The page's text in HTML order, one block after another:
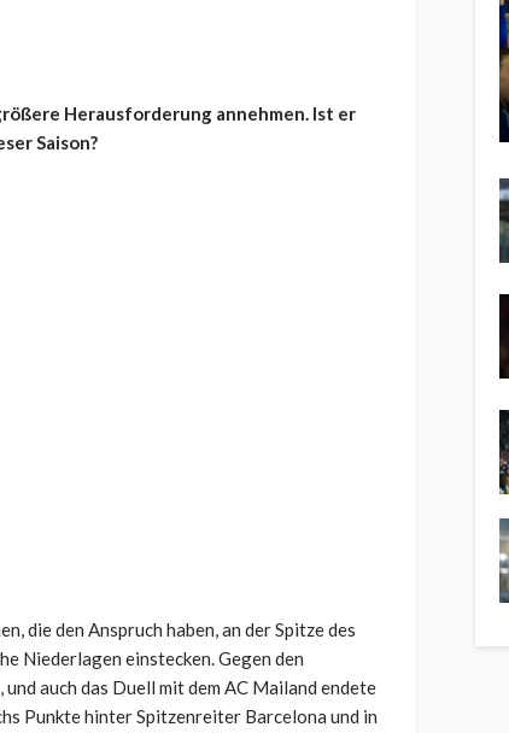
Herausforderung annehmen. Ist er
Saison?
die den Anspruch haben, an der Spitze des
Niederlagen einstecken. Gegen den
auch das Duell mit dem AC Mailand endete
Punkte hinter Spitzenreiter Barcelona und in